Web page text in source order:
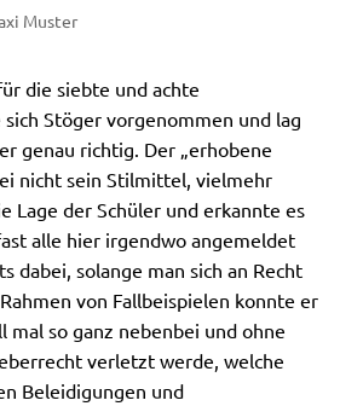
Muster
die siebte und achte
Stöger vorgenommen und lag
genau richtig. Der „erhobene
nicht sein Stilmittel, vielmehr
Lage der Schüler und erkannte es
alle hier irgendwo angemeldet
dabei, solange man sich an Recht
von Fallbeispielen konnte er
mal so ganz nebenbei und ohne
verletzt werde, welche
Beleidigungen und